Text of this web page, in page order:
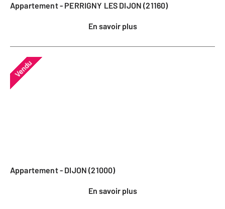
Appartement - PERRIGNY LES DIJON (21160)
En savoir plus
Vendu
Appartement - DIJON (21000)
En savoir plus